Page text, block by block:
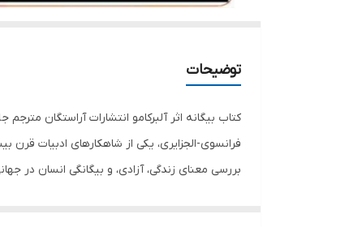
توضیحات
بررسی معنای زندگی، آزادی، و بیگانگی انسان در